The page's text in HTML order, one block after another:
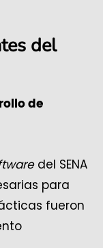
del
de
del SENA
para
fueron